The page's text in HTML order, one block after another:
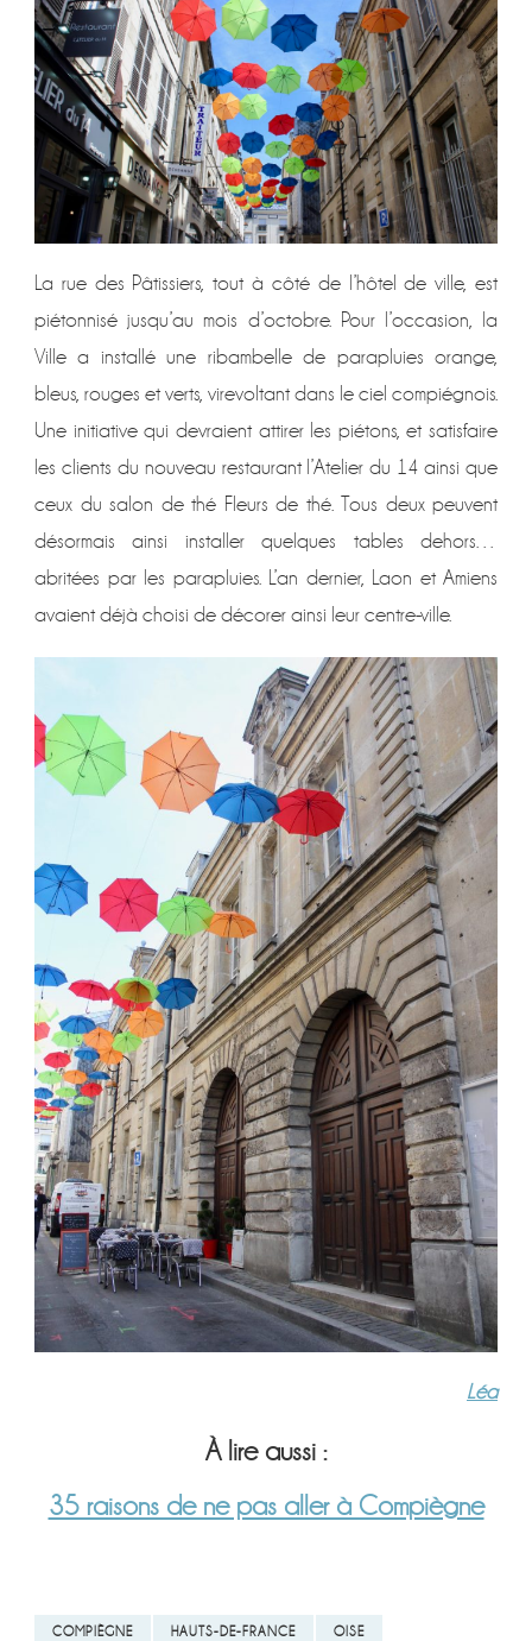
La rue des Pâtissiers, tout à côté de l’hôtel de ville, est
piétonnisé jusqu’au mois d’octobre. Pour l’occasion, la
Ville a installé une ribambelle de parapluies orange,
bleus, rouges et verts, virevoltant dans le ciel compiégnois.
Une initiative qui devraient attirer les piétons, et satisfaire
les clients du nouveau restaurant l’Atelier du 14 ainsi que
ceux du salon de thé Fleurs de thé. Tous deux peuvent
désormais ainsi installer quelques tables dehors…
abritées par les parapluies. L’an dernier, Laon et Amiens
avaient déjà choisi de décorer ainsi leur centre-ville.
Léa
À lire aussi :
35 raisons de ne pas aller à Compiègne
COMPIÈGNE HAUTS-DE-FRANCE OISE